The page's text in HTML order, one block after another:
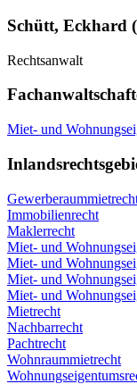
Schütt, Eckhard
Rechtsanwalt
Miet- und
Immobilienrecht
Maklerrecht
Miet- und
Miet- und
Miet- und
Miet- und
Mietrecht
Nachbarrecht
Pachtrecht
Wohnraummietrecht